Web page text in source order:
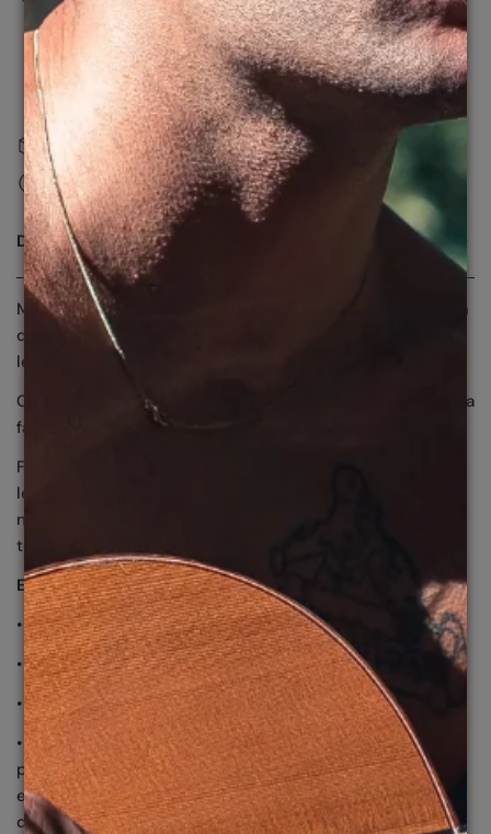
Liberado em até 24 horas Úteis
Normalmente pronto em 24 horas
Ver Informações Da Loja
Frete fixo BrasilR$9,90
30 dias para Troca ou devolução*
DESCRIÇÃO
Modelo esportivo para alto desempenho, com design em
que as linhas frontais promovem um grande espaço da
lente, proporcionando estabilidade e segurança.
Com lentes de proteção cilíndricas, o modelo acompanha
faixa para segurar o óculos e evitar quedas.
Feito em Grilamid ®, um material resistente, durável e
leve, possui nasal ajustável para diferentes formatos de
nariz. Adequado para diferentes esportes, como o beach
tennis e stand up paddle.
ESPECIFICAÇÕES TÉCNICAS:
•Medidas: Olho: 136 | Ponte: 0 | Haste: 128 | Curvatura: S06
•Peça em Grilamid®. Mais leveza, flexibilidade e conforto.
•Hastes em Grilamid®.
•Lentes polarizadas oleofóbicas e lentes em
policarbonato HDX hidrofóbico resistente a alto impacto,
em formato quadrado. Máxima qualidade óptica, livre de
distorções e proteção total contra os raios UVA, UVB e